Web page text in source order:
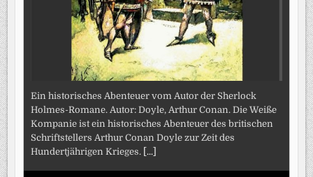
Ein historisches Abenteuer vom Autor der Sherlock
Holmes-Romane. Autor: Doyle, Arthur Conan. Die Weiße
Kompanie ist ein historisches Abenteuer des britischen
Schriftstellers Arthur Conan Doyle zur Zeit des
Hundertjährigen Krieges. [...]